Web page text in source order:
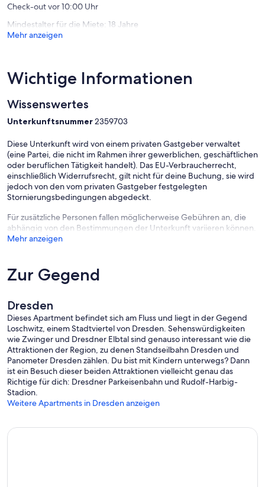
Entfernung zur Elbe nur ca. 300 m
Bäckerei mit Café 100 m
Fleischer 150 m
Dampferanlegestelle 500 m
Standseilbahn 100 m
Kino Cinemaxx und Einkaufscenter 1000 m
Bushaltestelle 50 m
Straßenbahnhaltestelle 1000
Wir sind Ihnen gern behilflich bei Vermittlung
einer exklusiven Stadtrundfahrt mit Limousine (Haltestelle
Stadtrundfahrt in unmittelbarer Nähe)
einer Bootsfahrt auf der Elbe
Trabisafari
einer Ballonfahrt
Fahrradverleih (in direkter Lauflage)
Frühstücksservice
Gern sind wir Ihnen bei der Vermittlung von Karten für die
Semperoper, für Konzerte in der Dresdner Frauenkirche oder auch
Check-out vor 10:00 Uhr
Mindestalter für die Miete: 18 Jahre
Mehr anzeigen
Wichtige Informationen
Wissenswertes
Unterkunftsnummer2359703
Diese Unterkunft wird von einem privaten Gastgeber verwaltet
(eine Partei, die nicht im Rahmen ihrer gewerblichen, geschäftlichen
oder beruflichen Tätigkeit handelt). Das EU-Verbraucherrecht,
einschließlich Widerrufsrecht, gilt nicht für deine Buchung, sie wird
jedoch von den vom privaten Gastgeber festgelegten
Stornierungsbedingungen abgedeckt.
Für zusätzliche Personen fallen möglicherweise Gebühren an, die
abhängig von den Bestimmungen der Unterkunft variieren können.
Mehr anzeigen
Zur Gegend
Dresden
Dieses Apartment befindet sich am Fluss und liegt in der Gegend
Loschwitz, einem Stadtviertel von Dresden. Sehenswürdigkeiten
wie Zwinger und Dresdner Elbtal sind genauso interessant wie die
Attraktionen der Region, zu denen Standseilbahn Dresden und
Panometer Dresden zählen. Du bist mit Kindern unterwegs? Dann
ist ein Besuch dieser beiden Attraktionen vielleicht genau das
Richtige für dich: Dresdner Parkeisenbahn und Rudolf-Harbig-
Stadion.
Weitere Apartments in Dresden anzeigen